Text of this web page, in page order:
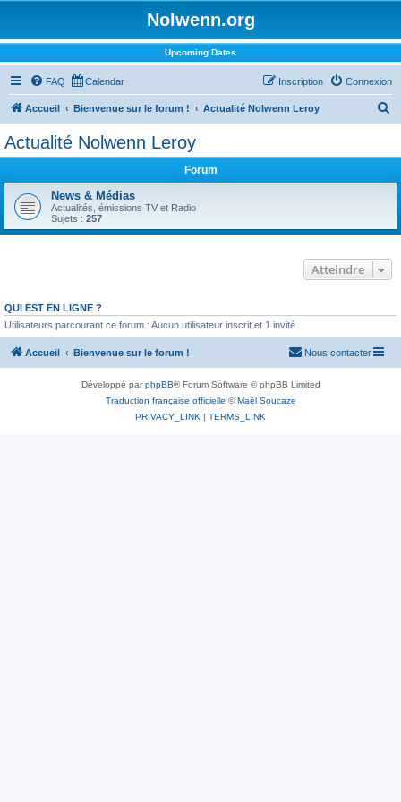
Nolwenn.org
Upcoming Dates
FAQ Calendar Connexion
Inscription
Accueil Bienvenue sur le forum ! Actualité Nolwenn Leroy
c
e
Actualité Nolwenn Leroy
Forum
News & Médias
Actualités, émissions TV et Radio
Sujets : 257
Atteindre
QUI EST EN LIGNE ?
Utilisateurs parcourant ce forum : Aucun utilisateur inscrit et 1 invité
Accueil Bienvenue sur le forum ! Nous contacter
Développé parphpBB® Forum Software © phpBB Limited
Traduction française officielle ©Maël Soucaze
PRIVACY_LINK | TERMS_LINK